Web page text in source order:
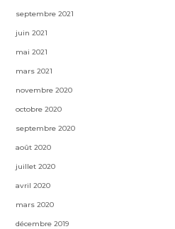
septembre 2021
juin 2021
mai 2021
mars 2021
novembre 2020
octobre 2020
septembre 2020
août 2020
juillet 2020
avril 2020
mars 2020
décembre 2019